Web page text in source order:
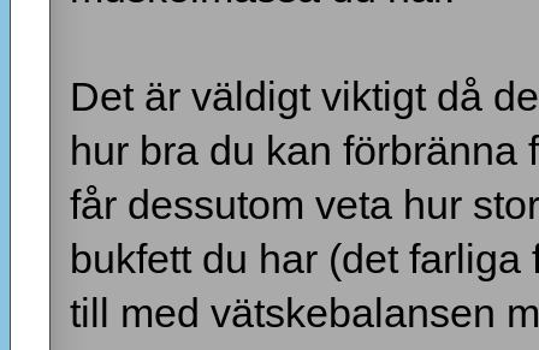
Det är väldigt viktigt då
hur bra du kan förbränna
får dessutom veta hur
bukfett du har (det
till med vätskebalansen